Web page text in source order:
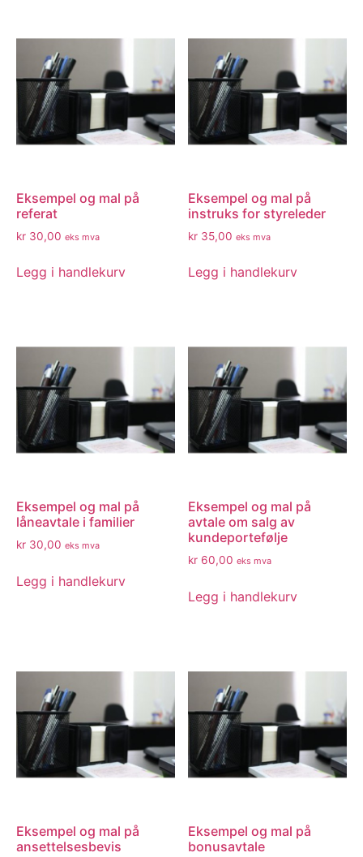
Eksempel og mal på
referat
kr 30,00 eks mva
Legg i handlekurv
Eksempel og mal på
instruks for styreleder
kr 35,00 eks mva
Legg i handlekurv
Eksempel og mal på
låneavtale i familier
kr 30,00 eks mva
Legg i handlekurv
Eksempel og mal på
avtale om salg av
kundeportefølje
kr 60,00 eks mva
Legg i handlekurv
Eksempel og mal på
ansettelsesbevis
Eksempel og mal på
bonusavtale